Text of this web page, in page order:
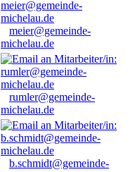
meier@gemeinde-
michelau.de
rumler@gemeinde-
michelau.de
b.schmidt@gemeinde-